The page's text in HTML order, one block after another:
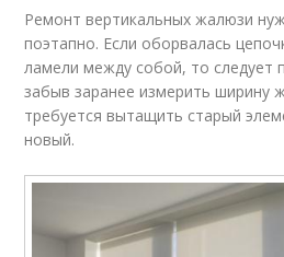
Ремонт вертикальных жалюзи
поэтапно. Если оборвалась
ламели между собой, то следует
забыв заранее измерить ширину
требуется вытащить старый
новый.